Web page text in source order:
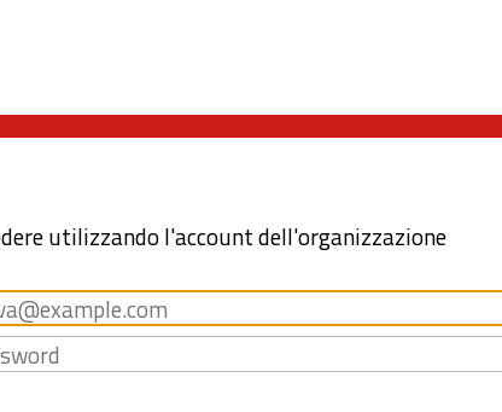
utilizzando l'account dell'organizzazione